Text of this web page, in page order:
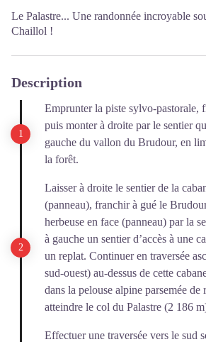
Le Palastre... Une randonnée incroyable
Chaillol !
Description
Emprunter la piste sylvo-pastorale,
puis monter à droite par le sentier
gauche du vallon du Brudour, en
la forêt.
Laisser à droite le sentier de la
(panneau), franchir à gué le
herbeuse en face (panneau) par la
à gauche un sentier d’accès à une
un replat. Continuer en traversée
sud-ouest) au-dessus de cette
dans la pelouse alpine parsemée de
atteindre le col du Palastre (2 186
Effectuer une traversée vers le sud